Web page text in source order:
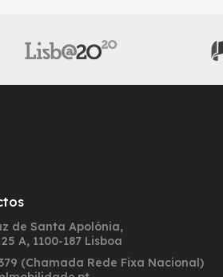
de Santa Apolónia,
A, 1100-187 Lisboa
379 (Chamada Rede Fixa Nacional)